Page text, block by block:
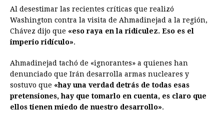
Al desestimar las recientes críticas que realizó
Washington contra la visita de Ahmadinejad a la región,
Chávez dijo que «eso raya en la ridiculez. Eso es el
imperio ridículo».
Ahmadinejad tachó de «ignorantes» a quienes han
denunciado que Irán desarrolla armas nucleares y
sostuvo que «hay una verdad detrás de todas esas
pretensiones, hay que tomarlo en cuenta, es claro que
ellos tienen miedo de nuestro desarrollo».